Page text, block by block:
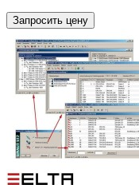
Запросить цену